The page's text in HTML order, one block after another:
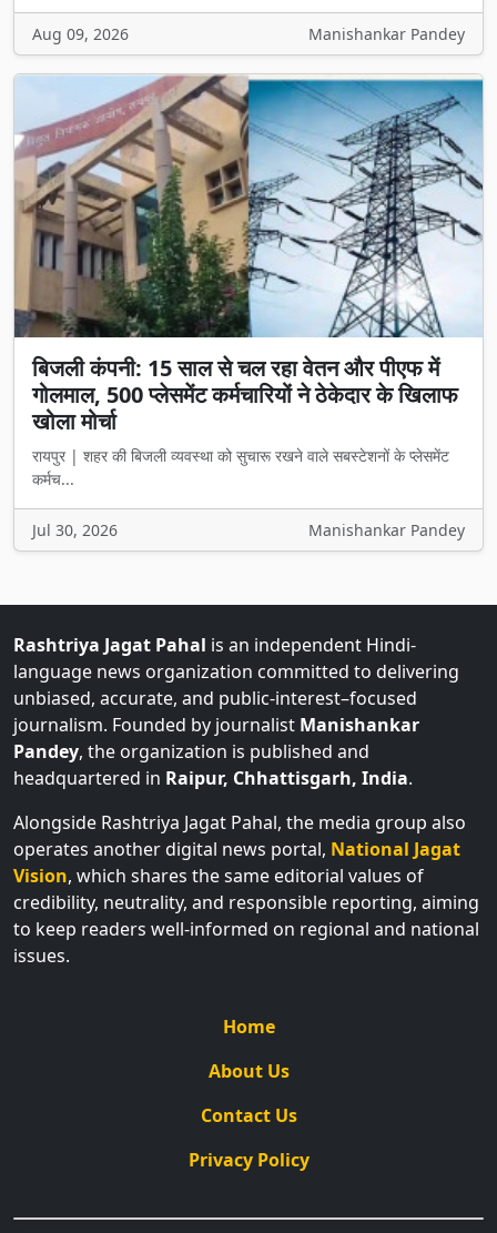
Aug 09, 2026 Manishankar Pandey
बिजली कंपनी: 15 साल से चल रहा वेतन और पीएफ में
गोलमाल, 500 प्लेसमेंट कर्मचारियों ने ठेकेदार के खिलाफ
खोला मोर्चा
रायपुर | शहर की बिजली व्यवस्था को सुचारू रखने वाले सबस्टेशनों के प्लेसमेंट
कर्मच...
Jul 30, 2026 Manishankar Pandey
Rashtriya Jagat Pahal is an independent Hindi-
language news organization committed to delivering
unbiased, accurate, and public-interest–focused
journalism. Founded by journalist Manishankar
Pandey, the organization is published and
headquartered in Raipur, Chhattisgarh, India.
Alongside Rashtriya Jagat Pahal, the media group also
operates another digital news portal, National Jagat
Vision, which shares the same editorial values of
credibility, neutrality, and responsible reporting, aiming
to keep readers well-informed on regional and national
issues.
Home
About Us
Contact Us
Privacy Policy